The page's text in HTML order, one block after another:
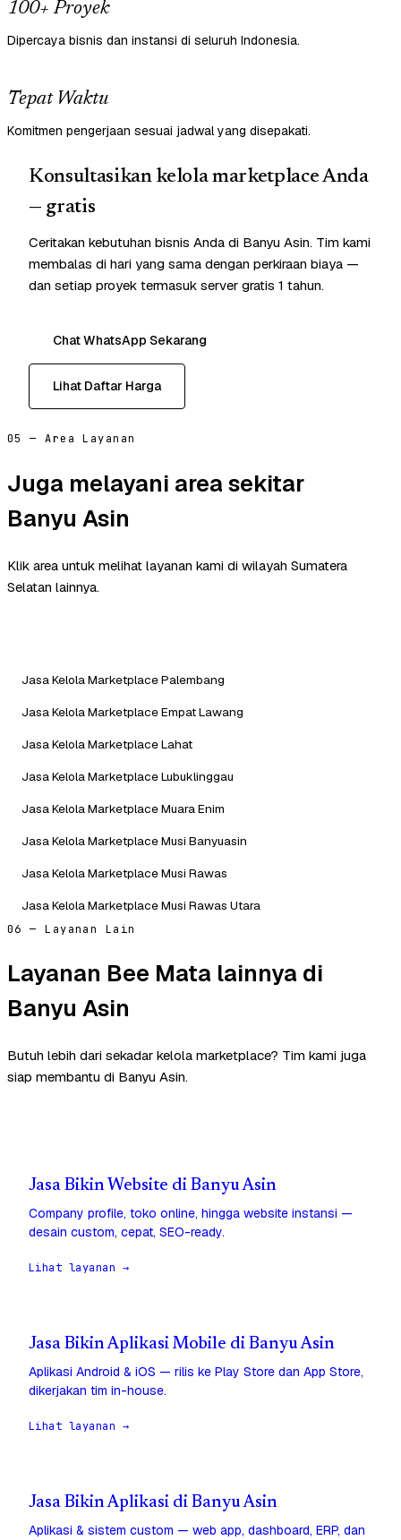
100+ Proyek
Dipercaya bisnis dan instansi di seluruh Indonesia.
Tepat Waktu
Komitmen pengerjaan sesuai jadwal yang disepakati.
Konsultasikan kelola marketplace Anda
— gratis
Ceritakan kebutuhan bisnis Anda di Banyu Asin. Tim kami
membalas di hari yang sama dengan perkiraan biaya —
dan setiap proyek termasuk server gratis 1 tahun.
Chat WhatsApp Sekarang
Lihat Daftar Harga
05 — Area Layanan
Juga melayani area sekitar
Banyu Asin
Klik area untuk melihat layanan kami di wilayah Sumatera
Selatan lainnya.
Jasa Kelola Marketplace Palembang
Jasa Kelola Marketplace Empat Lawang
Jasa Kelola Marketplace Lahat
Jasa Kelola Marketplace Lubuklinggau
Jasa Kelola Marketplace Muara Enim
Jasa Kelola Marketplace Musi Banyuasin
Jasa Kelola Marketplace Musi Rawas
Jasa Kelola Marketplace Musi Rawas Utara
06 — Layanan Lain
Layanan Bee Mata lainnya di
Banyu Asin
Butuh lebih dari sekadar kelola marketplace? Tim kami juga
siap membantu di Banyu Asin.
Jasa Bikin Website di Banyu Asin
Company profile, toko online, hingga website instansi —
desain custom, cepat, SEO-ready.
Lihat layanan →
Jasa Bikin Aplikasi Mobile di Banyu Asin
Aplikasi Android & iOS — rilis ke Play Store dan App Store,
dikerjakan tim in-house.
Lihat layanan →
Jasa Bikin Aplikasi di Banyu Asin
Aplikasi & sistem custom — web app, dashboard, ERP, dan